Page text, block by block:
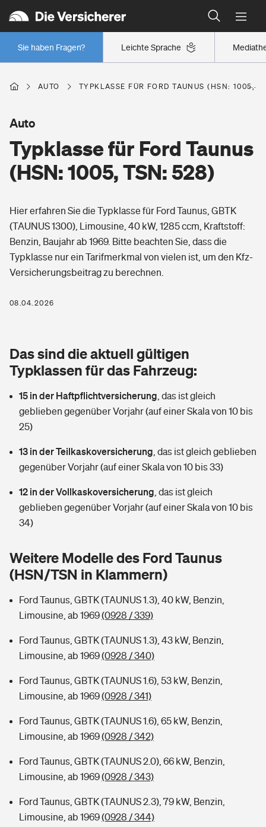
Leichte Sprache
Sie haben Fragen?
Wer versichert was: Jetzt Versicherer finden
Regionalklassen: So ist Ihre Region eingestuft
Wer versichert was: Jetzt Versicherer finden
Berufsunfähigkeitsversicherung
Erwerbsunfähigkeitsversicherung
Grundfähigkeitsversicherung
Arbeitsrechtsschutz
Berufshaftpflichtversicherung
Zur Übersicht
Tools
Wer versichert was: Jetzt Versicherer finden
Sie haben Fragen?
Wohnen
Elementarversicherung
Glasversicherung
Mietkautionsversicherung
Restkreditversicherung
Tools
Hochwasser-Check: Wie gefährdet ist Ihr Haus?
Sie haben Fragen?
Freizeit
Pri­vate Haft­pflicht­
Kinderunfall­ver­si­che­rung
Kinderinvalidität
Hundehalter-Haftpflicht
Handyversicherung
Private Cyberversicherung
Zur Übersicht
Kinderunfall-Check: Mehr Sicherheit für deine Kids
Typklassen: So ist Ihr Auto eingestuft
Sie haben Fragen?
Gesundheit
Private Krankenversicherung
Dread-Disease-Versicherung
Tierkrankenversicherung
Zur Übersicht
Tools
Wer versichert was: Jetzt Versicherer finden
Rentenrechner: Wie viel Geld bekomme ich im Alter?
AUTO TYPKLASSE FÜR FORD TAUNUS (HSN: 1005,
Typklasse für Ford Taunus
(HSN: 1005, TSN: 528)
Auto
Hier erfahren Sie die Typklasse für Ford Taunus, GBTK
(TAUNUS 1300), Limousine, 40 kW, 1285 ccm, Kraftstoff:
Benzin, Baujahr ab 1969. Bitte beachten Sie, dass die
Typklasse nur ein Tarifmerkmal von vielen ist, um den Kfz-
Versicherungsbeitrag zu berechnen.
08.04.2026
Das sind die aktuell gültigen
Typklassen für das Fahrzeug:
15 in der Haftpflichtversicherung das ist gleich
geblieben gegenüber Vorjahr (auf einer Skala von 10 bis
25)
13 in der Teilkaskoversicherung das ist gleich geblieben
gegenüber Vorjahr (auf einer Skala von 10 bis 33)
12 in der Vollkaskoversicherung das ist gleich
geblieben gegenüber Vorjahr (auf einer Skala von 10 bis
34)
Weitere Modelle des Ford Taunus
(HSN/TSN in Klammern)
Ford Taunus, GBTK (TAUNUS 1.3), 40 kW, Benzin,
Limousine, ab 1969(0928 / 339)
Ford Taunus, GBTK (TAUNUS 1.3), 43 kW, Benzin,
Limousine, ab 1969(0928 / 340)
Ford Taunus, GBTK (TAUNUS 1.6), 53 kW, Benzin,
Limousine, ab 1969(0928 / 341)
Ford Taunus, GBTK (TAUNUS 1.6), 65 kW, Benzin,
Limousine, ab 1969(0928 / 342)
Ford Taunus, GBTK (TAUNUS 2.0), 66 kW, Benzin,
Limousine, ab 1969(0928 / 343)
Ford Taunus, GBTK (TAUNUS 2.3), 79 kW, Benzin,
Limousine, ab 1969(0928 / 344)